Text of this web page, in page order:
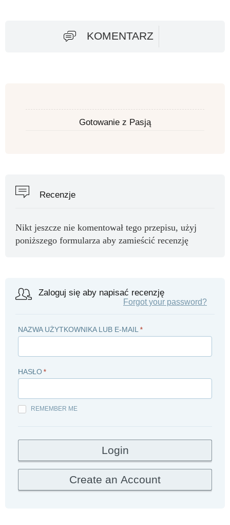
KOMENTARZ
Gotowanie z Pasją
Recenzje
Nikt jeszcze nie komentował tego przepisu, użyj
poniższego formularza aby zamieścić recenzję
Zaloguj się aby napisać recenzję
Forgot your password?
NAZWA UŻYTKOWNIKA LUB E-MAIL *
HASŁO *
REMEMBER ME